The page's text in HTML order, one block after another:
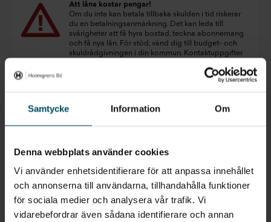
Samtycke Information Om
Denna webbplats använder cookies
Vi använder enhetsidentifierare för att anpassa innehållet
och annonserna till användarna, tillhandahålla funktioner
för sociala medier och analysera vår trafik. Vi
vidarebefordrar även sådana identifierare och annan
Att låna kostar pengar!
Om du inte kan betala tillbaka skulden i tid riskerar
du en betalningsanmärkning. Det kan leda till
svårigheter att få hyra bostad, teckna abonnemang
och få nya lån. För stöd, vänd dig till budget- och
skuldrådgivningen i din kommun. Kontaktuppgifter
Inget som riktigt passade?
STARTA EN BEVAKNING AV:
HYUNDAI VIMMERBY IONIQ 5